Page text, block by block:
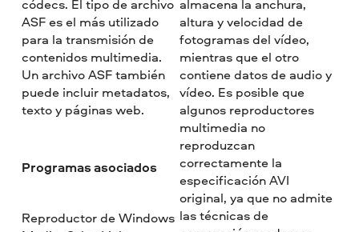
códecs. El tipo de archivo
ASF es el más utilizado
para la transmisión de
contenidos multimedia.
Un archivo ASF también
puede incluir metadatos,
texto y páginas web.
Programas asociados
Reproductor de Windows
almacena la anchura,
altura y velocidad de
fotogramas del vídeo,
mientras que el otro
contiene datos de audio y
vídeo. Es posible que
algunos reproductores
multimedia no
reproduzcan
correctamente la
especificación AVI
original, ya que no admite
las técnicas de